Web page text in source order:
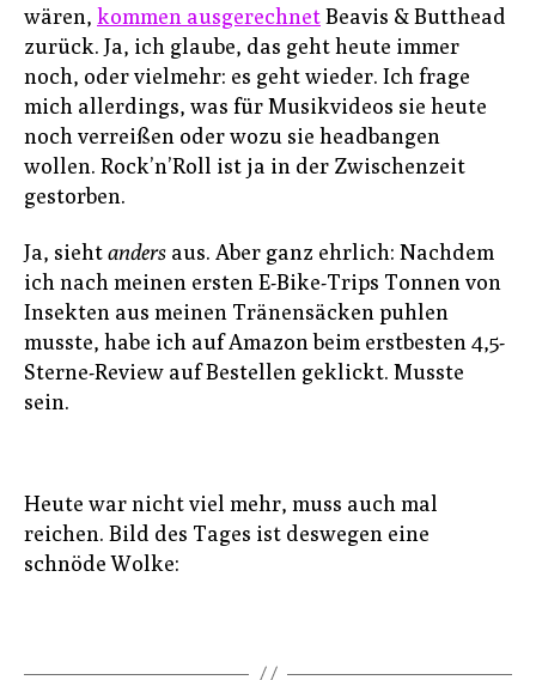
wären, kommen ausgerechnetBeavis & Butthead
zurück. Ja, ich glaube, das geht heute immer
noch, oder vielmehr: es geht wieder. Ich frage
mich allerdings, was für Musikvideos sie heute
noch verreißen oder wozu sie headbangen
wollen. Rock’n’Roll ist ja in der Zwischenzeit
gestorben.
Ja, siehtanders aus. Aber ganz ehrlich: Nachdem
ich nach meinen ersten E-Bike-Trips Tonnen von
Insekten aus meinen Tränensäcken puhlen
musste, habe ich auf Amazon beim erstbesten 4,5-
Sterne-Review auf Bestellen geklickt. Musste
sein.
Heute war nicht viel mehr, muss auch mal
reichen. Bild des Tages ist deswegen eine
schnöde Wolke: